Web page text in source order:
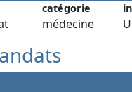
catégorie
médecine